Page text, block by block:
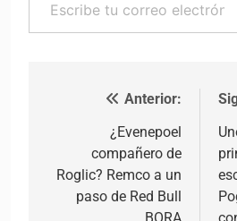
Navegación de
Anterior:
¿Evenepoel
compañero de
Roglic? Remco a un
paso de Red Bull